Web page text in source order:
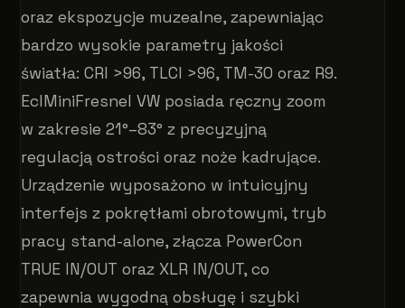
oraz ekspozycje muzealne, zapewniając
bardzo wysokie parametry jakości
światła: CRI >96, TLCI >96, TM-30 oraz R9.
EclMiniFresnel VW posiada ręczny zoom
w zakresie 21°–83° z precyzyjną
regulacją ostrości oraz noże kadrujące.
Urządzenie wyposażono w intuicyjny
interfejs z pokrętłami obrotowymi, tryb
pracy stand-alone, złącza PowerCon
TRUE IN/OUT oraz XLR IN/OUT, co
zapewnia wygodną obsługę i szybki